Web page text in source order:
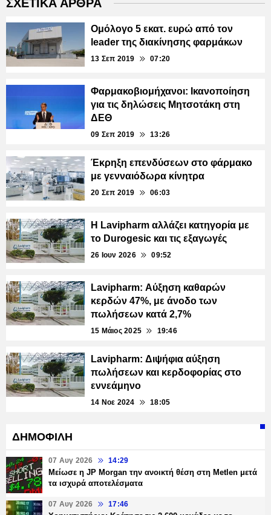
ΣΧΕΤΙΚΑ ΑΡΘΡΑ
Ομόλογο 5 εκατ. ευρώ από τον
leader της διακίνησης φαρμάκων
13 Σεπ 2019 07:20
Φαρμακοβιομήχανοι: Ικανοποίηση
για τις δηλώσεις Μητσοτάκη στη
ΔΕΘ
09 Σεπ 2019 13:26
Έκρηξη επενδύσεων στο φάρμακο
με γενναιόδωρα κίνητρα
20 Σεπ 2019 06:03
Η Lavipharm αλλάζει κατηγορία με
το Durogesic και τις εξαγωγές
26 Ιουν 2026 09:52
Lavipharm: Αύξηση καθαρών
κερδών 47%, με άνοδο των
πωλήσεων κατά 2,7%
15 Μάιος 2025 19:46
Lavipharm: Διψήφια αύξηση
πωλήσεων και κερδοφορίας στο
εννεάμηνο
14 Νοε 2024 18:05
ΔΗΜΟΦΙΛΗ
07 Αυγ 2026 14:29
Μείωσε η JP Morgan την ανοικτή θέση στη Metlen μετά
τα ισχυρά αποτελέσματα
07 Αυγ 2026 17:46